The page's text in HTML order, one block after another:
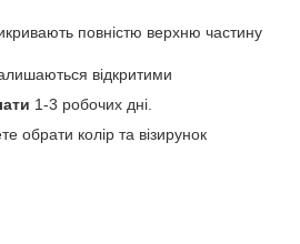
повністю верхню частину
відкритими
1-3 робочих дні.
обрати колір та візирунок